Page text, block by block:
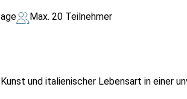
Max. 20 Teilnehmer
und italienischer Lebensart in einer